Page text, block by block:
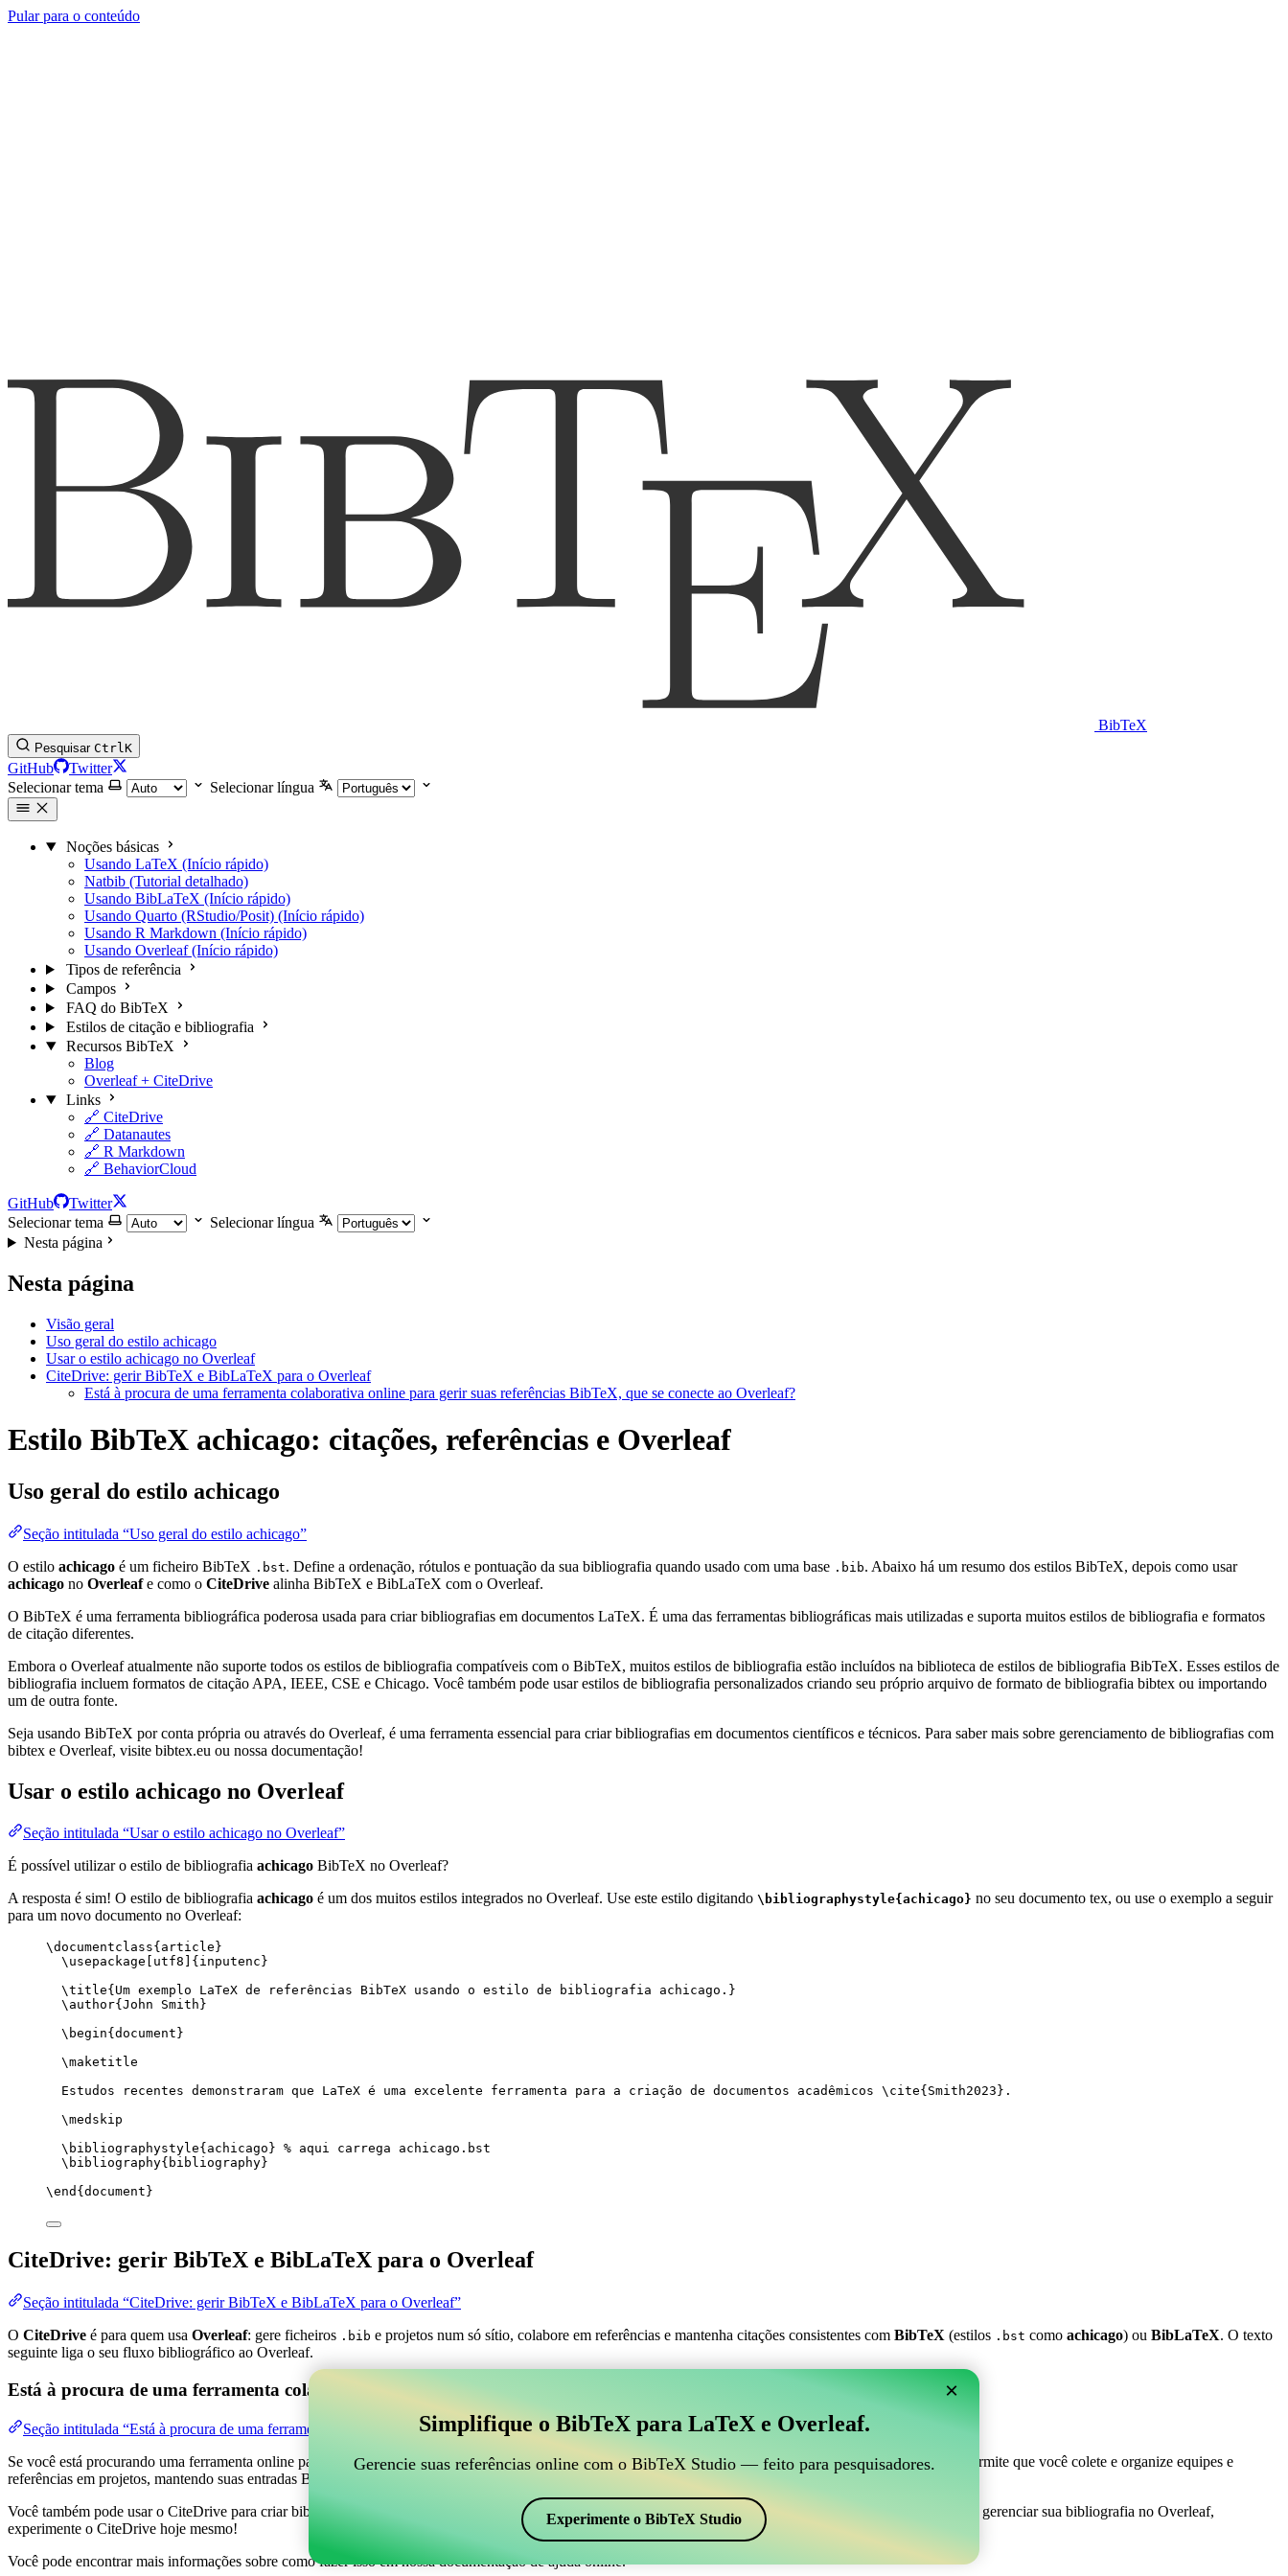
Pular para o conteúdo
BibTeX
Pesquisar CtrlK
GitHub
Twitter
Selecionar tema
Selecionar língua
Noções básicas
Usando LaTeX (Início rápido)
Natbib (Tutorial detalhado)
Usando BibLaTeX (Início rápido)
Usando Quarto (RStudio/Posit) (Início rápido)
Usando R Markdown (Início rápido)
Usando Overleaf (Início rápido)
Tipos de referência
Campos
FAQ do BibTeX
Estilos de citação e bibliografia
Recursos BibTeX
Blog
Overleaf + CiteDrive
Links
🔗 CiteDrive
🔗 Datanautes
🔗 R Markdown
🔗 BehaviorCloud
GitHub
Twitter
Selecionar tema
Selecionar língua
Nesta página
Nesta página
Visão geral
Uso geral do estilo achicago
Usar o estilo achicago no Overleaf
CiteDrive: gerir BibTeX e BibLaTeX para o Overleaf
Está à procura de uma ferramenta colaborativa online para gerir suas referências BibTeX, que se conecte ao Overleaf?
Estilo BibTeX achicago: citações, referências e Overleaf
Uso geral do estilo achicago
Seção intitulada “Uso geral do estilo achicago”
O estilo achicago é um ficheiro BibTeX .bst. Define a ordenação, rótulos e pontuação da sua bibliografia quando usado com uma base .bib. Abaixo há um resumo dos estilos BibTeX, depois como usar
achicago no Overleafe como o CiteDrive alinha BibTeX e BibLaTeX com o Overleaf.
O BibTeX é uma ferramenta bibliográfica poderosa usada para criar bibliografias em documentos LaTeX. É uma das ferramentas bibliográficas mais utilizadas e suporta muitos estilos de bibliografia e formatos
de citação diferentes.
Embora o Overleaf atualmente não suporte todos os estilos de bibliografia compatíveis com o BibTeX, muitos estilos de bibliografia estão incluídos na biblioteca de estilos de bibliografia BibTeX. Esses estilos de
bibliografia incluem formatos de citação APA, IEEE, CSE e Chicago. Você também pode usar estilos de bibliografia personalizados criando seu próprio arquivo de formato de bibliografia bibtex ou importando
um de outra fonte.
Seja usando BibTeX por conta própria ou através do Overleaf, é uma ferramenta essencial para criar bibliografias em documentos científicos e técnicos. Para saber mais sobre gerenciamento de bibliografias com
bibtex e Overleaf, visite bibtex.eu ou nossa documentação!
Usar o estilo achicago no Overleaf
Seção intitulada “Usar o estilo achicago no Overleaf”
É possível utilizar o estilo de bibliografia achicago BibTeX no Overleaf?
A resposta é sim! O estilo de bibliografia achicago é um dos muitos estilos integrados no Overleaf. Use este estilo digitando \bibliographystyle{achicago} no seu documento tex, ou use o exemplo a seguir
para um novo documento no Overleaf:
\documentclass{ article }
\usepackage
utf8 ]{ inputenc }
\title{Um exemplo LaTeX de referências BibTeX usando o estilo de bibliografia achicago.}
\author{John Smith}
\begin{ document }
\maketitle
Estudos recentes demonstraram que LaTeX é uma excelente ferramenta para a criação de documentos acadêmicos \cite{ Smith2023 }.
\medskip
\bibliographystyle{achicago} % aqui carrega achicago.bst
\bibliography{bibliography}
\end { document }
CiteDrive: gerir BibTeX e BibLaTeX para o Overleaf
Seção intitulada “CiteDrive: gerir BibTeX e BibLaTeX para o Overleaf”
O CiteDrive é para quem usa Overleaf: gere ficheiros .bib e projetos num só sítio, colabore em referências e mantenha citações consistentes com BibTeX (estilos .bst como achicago) ou BibLaTeX. O texto
seguinte liga o seu fluxo bibliográfico ao Overleaf.
Está à procura de uma ferramenta colaborativa online para gerir suas referências BibTeX, que se conecte ao Overleaf?
Seção intitulada “Está à procura de uma ferramenta colaborativa online para gerir suas referências BibTeX, que se conecte ao Overleaf?”
Se você está procurando uma ferramenta online para ajudar a gerenciar suas referências, citações e bibliografia no Overleaf, o CiteDrive pode ser perfeito! Ele permite que você colete e organize equipes e
referências em projetos, mantendo suas entradas BibTeX atualizadas em seu projeto Overleaf.
Você também pode usar o CiteDrive para criar bibliografias e citações em vários estilos, incluindo achicago. Então, se você está procurando uma maneira fácil de gerenciar sua bibliografia no Overleaf,
experimente o CiteDrive hoje mesmo!
Você pode encontrar mais informações sobre como fazer isso em nossa documentação de ajuda online.
×
Simplifique o BibTeX para LaTeX e Overleaf.
Gerencie suas referências online com o BibTeX Studio — feito para pesquisadores.
Experimente o BibTeX Studio